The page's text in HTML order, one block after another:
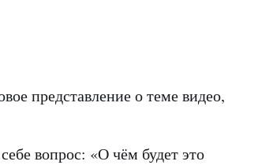
представление о теме видео,
вопрос: «О чём будет это